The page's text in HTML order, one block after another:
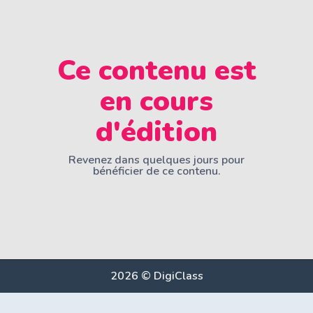
Ce contenu est
en cours
d'édition
Revenez dans quelques jours pour
bénéficier de ce contenu.
2026 © DigiClass